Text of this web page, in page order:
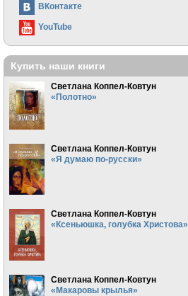
ВКонтакте
YouTube
Купить наши книги
Светлана Коппел-Ковтун
«Полотно»
Светлана Коппел-Ковтун
«Я думаю по-русски»
Светлана Коппел-Ковтун
«Ксеньюшка, голубка Христова»
Светлана Коппел-Ковтун
«Макаровы крылья»